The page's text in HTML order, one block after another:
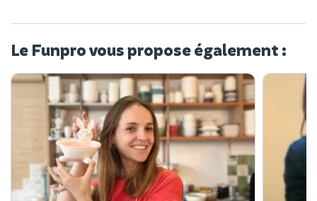
Le Funpro vous propose également :